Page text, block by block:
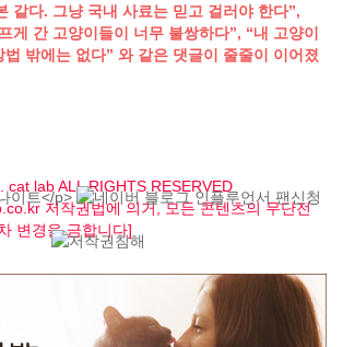
같다. 그냥 국내 사료는 믿고 걸러야 한다”,
게 간 고양이들이 너무 불쌍하다”, “내 고양이
밖에는 없다” 와 같은 댓글이 줄줄이 이어졌
cat lab ALL RIGHTS RESERVED
저작권법에 의거, 모든 콘텐츠의 무단전
변경을 금합니다]